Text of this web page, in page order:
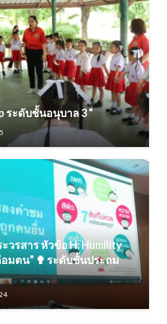
ระดับชั้นอนุบาล 3 “
รสาร หัวข้อ H: Humility
อมตน” ✟ ระดับชั้นประถม